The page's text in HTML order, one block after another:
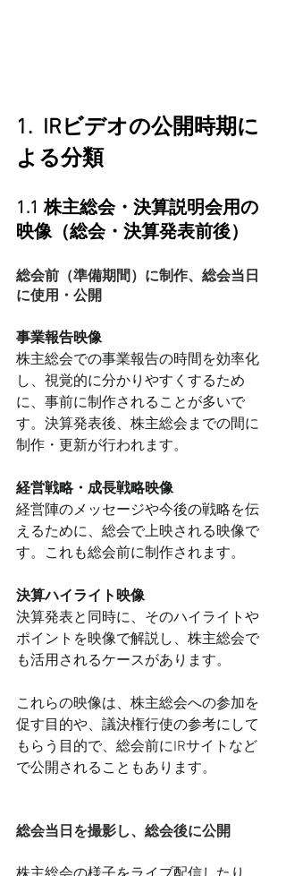
1.  IRビデオの公開時期に
よる分類
1.1 株主総会・決算説明会用の
映像（総会・決算発表前後）
総会前（準備期間）に制作、総会当日
に使用・公開
事業報告映像
株主総会での事業報告の時間を効率化
し、視覚的に分かりやすくするため
に、事前に制作されることが多いで
す。決算発表後、株主総会までの間に
制作・更新が行われます。
経営戦略・成長戦略映像
経営陣のメッセージや今後の戦略を伝
えるために、総会で上映される映像で
す。これも総会前に制作されます。
決算ハイライト映像
決算発表と同時に、そのハイライトや
ポイントを映像で解説し、株主総会で
も活用されるケースがあります。
これらの映像は、株主総会への参加を
促す目的や、議決権行使の参考にして
もらう目的で、総会前にIRサイトなど
で公開されることもあります。
総会当日を撮影し、総会後に公開